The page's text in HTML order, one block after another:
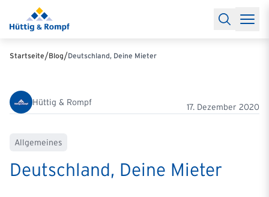
Baufinanzierung
RechnerBaufinanzierungsrechner
Anschlussfinanzierung
Partnerschaft
Partner werden
Käuferprofile 2026
News & Events
Über unsIhre Ansprechpartner
Startseite/Blog/Deutschland, Deine Mieter
Hüttig & Rompf 17. Dezember 2020
Allgemeines
Deutschland, Deine Mieter